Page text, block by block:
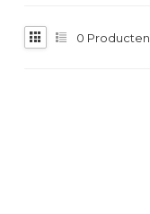
0 Producten